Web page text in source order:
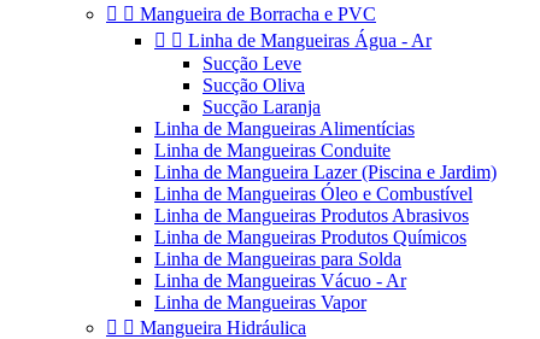
  Mangueira de Borracha e PVC
  Linha de Mangueiras Água - Ar
Sucção Leve
Sucção Oliva
Sucção Laranja
Linha de Mangueiras Alimentícias
Linha de Mangueiras Conduite
Linha de Mangueira Lazer (Piscina e Jardim)
Linha de Mangueiras Óleo e Combustível
Linha de Mangueiras Produtos Abrasivos
Linha de Mangueiras Produtos Químicos
Linha de Mangueiras para Solda
Linha de Mangueiras Vácuo - Ar
Linha de Mangueiras Vapor
  Mangueira Hidráulica